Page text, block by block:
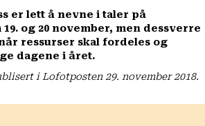
er lett å nevne i taler på
og 20 november, men dessverre
ressurser skal fordeles og
dagene i året.
i Lofotposten29. november 2018.